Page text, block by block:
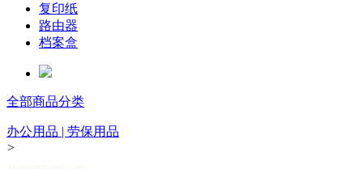
复印纸
路由器
档案盒
全部商品分类
办公用品 | 劳保用品
>